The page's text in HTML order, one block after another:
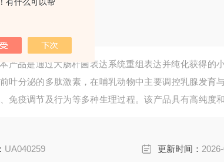
本产品是通过大肠杆菌表达系统重组表达并纯化获得的
叶分泌的多肽激素，在哺乳动物中主要调控乳腺发育
免疫调节及行为等多种生理过程。该产品具有高纯度
UA040259 更新时间：